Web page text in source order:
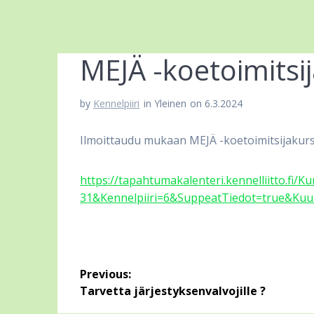
MEJÄ -
by Kennelpiiri in Yleinen on 6.3.2024
Ilmoittaudu mukaan MEJÄ -
https://tapahtumakalenteri.kennelliitto.fi/
Artikkelien
selaus
Previous:
Previous
Tarvetta järjestyksenvalvojille ?